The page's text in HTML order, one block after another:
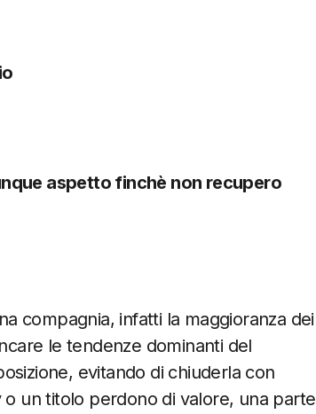
aspetto finchè non recupero
compagnia, infatti la maggioranza dei
le tendenze dominanti del
evitando di chiuderla con
un titolo perdono di valore, una parte